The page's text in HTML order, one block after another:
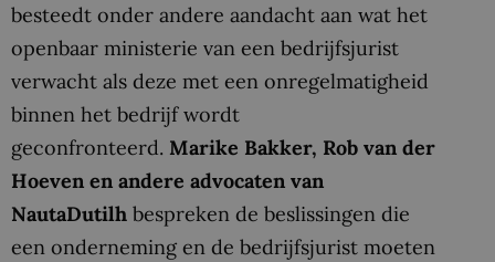
besteedt onder andere aandacht aan wat het
openbaar ministerie van een bedrijfsjurist
verwacht als deze met een onregelmatigheid
binnen het bedrijf wordt
geconfronteerd. Marike Bakker, Rob van der
Hoeven en andere advocaten van
NautaDutilh bespreken de beslissingen die
een onderneming en de bedrijfsjurist moeten